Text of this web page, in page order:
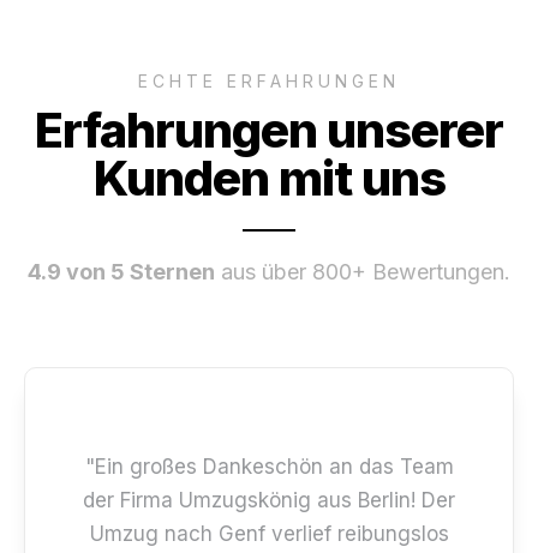
ECHTE ERFAHRUNGEN
Erfahrungen unserer
Kunden mit uns
4.9 von 5 Sternen aus über 800+ Bewertungen.
"Ein großes Dankeschön an das Team
der Firma Umzugskönig aus Berlin! Der
Umzug nach Genf verlief reibungslos